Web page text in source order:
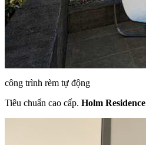
công trình rèm tự động
Tiêu chuẩn cao cấp. Holm Residence